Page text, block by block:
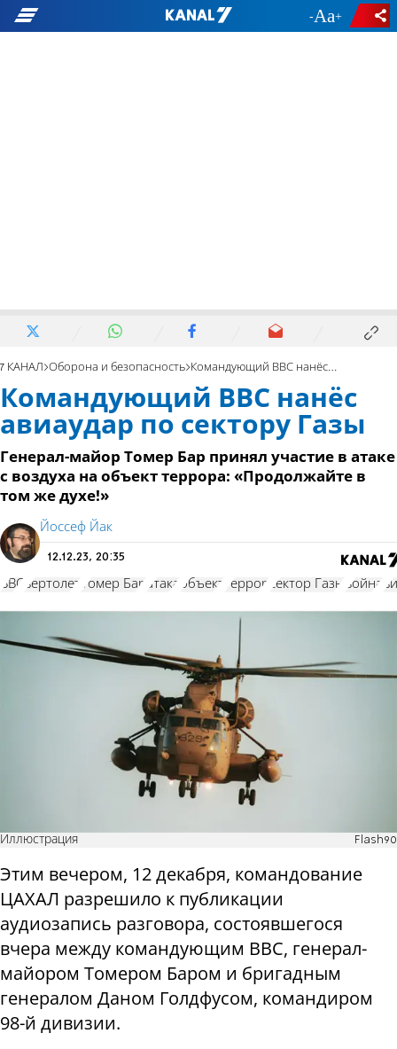
- +
7 КАНАЛ Оборона и безопасность Командующий ВВС нанёс авиаудар по сектору Газы
Командующий ВВС нанёс
авиаудар по сектору Газы
Генерал-майор Томер Бар принял участие в атаке
с воздуха на объект террора: «Продолжайте в
том же духе!»
Йоссеф Йак
12.12.23, 20:35
ВВС вертолет Томер Бар атака объект террор сектор Газы война
Иллюстрация Flash90
Этим вечером, 12 декабря, командование
ЦАХАЛ разрешило к публикации
аудиозапись разговора, состоявшегося
вчера между командующим ВВС, генерал-
майором Томером Баром и бригадным
генералом Даном Голдфусом, командиром
98-й дивизии.